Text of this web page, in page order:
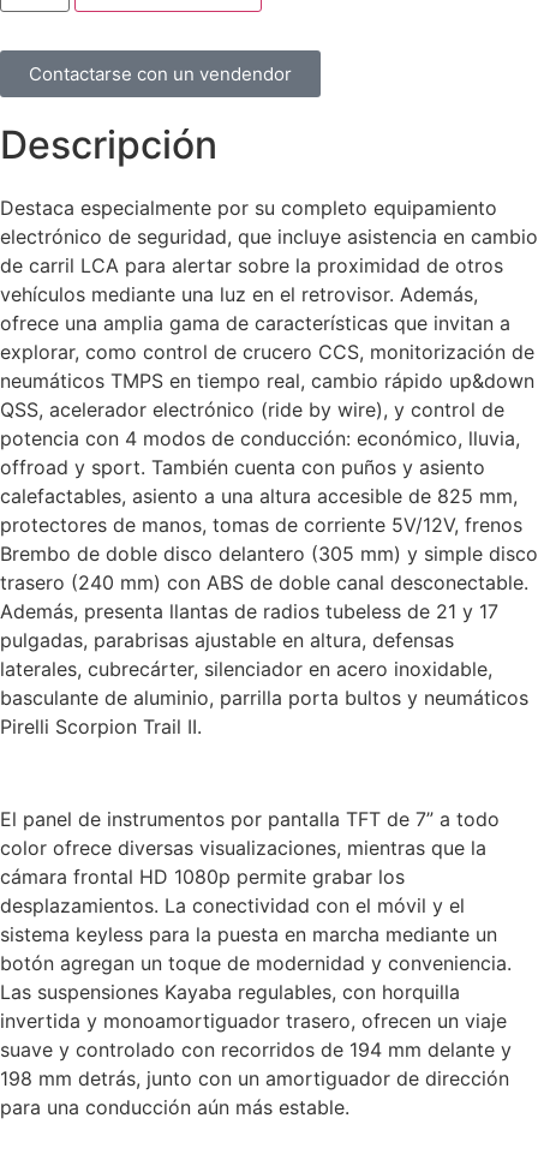
Contactarse con un vendendor
Descripción
Destaca especialmente por su completo equipamiento
electrónico de seguridad, que incluye asistencia en cambio
de carril LCA para alertar sobre la proximidad de otros
vehículos mediante una luz en el retrovisor. Además,
ofrece una amplia gama de características que invitan a
explorar, como control de crucero CCS, monitorización de
neumáticos TMPS en tiempo real, cambio rápido up&down
QSS, acelerador electrónico (ride by wire), y control de
potencia con 4 modos de conducción: económico, lluvia,
offroad y sport. También cuenta con puños y asiento
calefactables, asiento a una altura accesible de 825 mm,
protectores de manos, tomas de corriente 5V/12V, frenos
Brembo de doble disco delantero (305 mm) y simple disco
trasero (240 mm) con ABS de doble canal desconectable.
Además, presenta llantas de radios tubeless de 21 y 17
pulgadas, parabrisas ajustable en altura, defensas
laterales, cubrecárter, silenciador en acero inoxidable,
basculante de aluminio, parrilla porta bultos y neumáticos
Pirelli Scorpion Trail II.
El panel de instrumentos por pantalla TFT de 7” a todo
color ofrece diversas visualizaciones, mientras que la
cámara frontal HD 1080p permite grabar los
desplazamientos. La conectividad con el móvil y el
sistema keyless para la puesta en marcha mediante un
botón agregan un toque de modernidad y conveniencia.
Las suspensiones Kayaba regulables, con horquilla
invertida y monoamortiguador trasero, ofrecen un viaje
suave y controlado con recorridos de 194 mm delante y
198 mm detrás, junto con un amortiguador de dirección
para una conducción aún más estable.